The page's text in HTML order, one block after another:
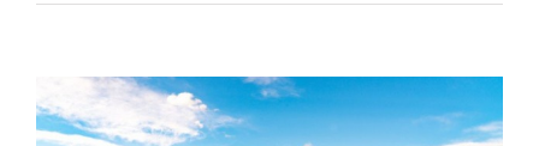
Ingrandisci
immagine